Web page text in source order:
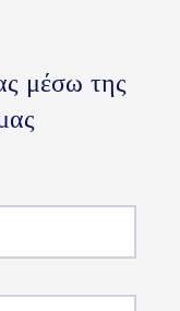
μέσω της